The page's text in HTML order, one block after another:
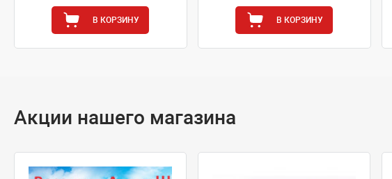
В КОРЗИНУ В КОРЗИНУ
Акции нашего магазина